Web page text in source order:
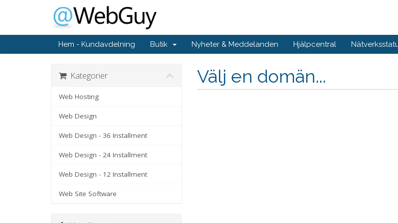
Hem - Kundavdelning Butik Nyheter & Meddelanden Hjälpcentral
Välj en domän...
Kategorier
Web Hosting
Web Design
Web Design - 36 Installment
Web Design - 24 Installment
Web Design - 12 Installment
Web Site Software